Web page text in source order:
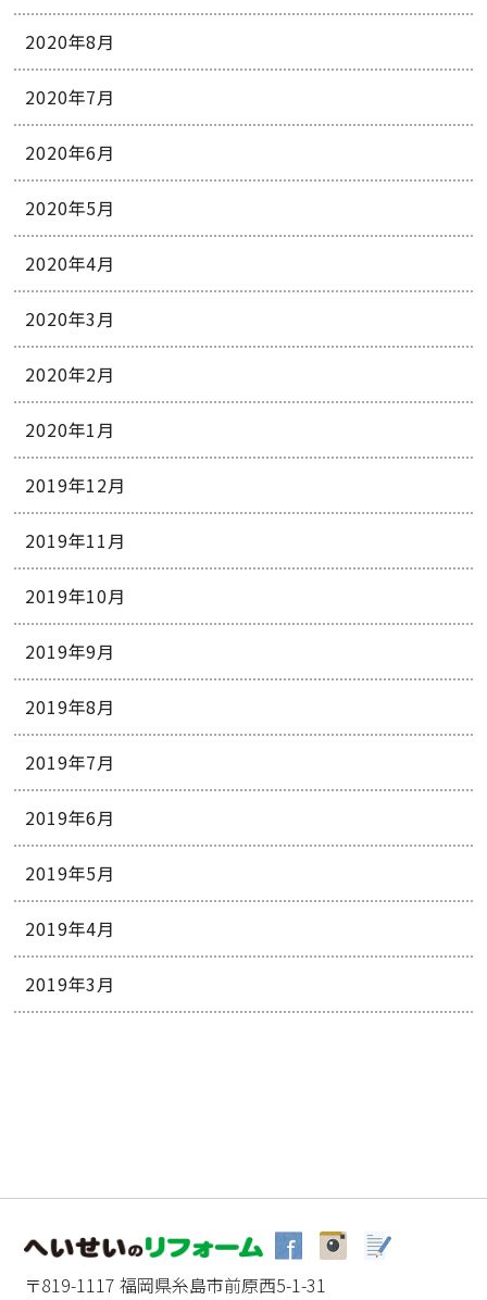
2020年8月
2020年7月
2020年6月
2020年5月
2020年4月
2020年3月
2020年2月
2020年1月
2019年12月
2019年11月
2019年10月
2019年9月
2019年8月
2019年7月
2019年6月
2019年5月
2019年4月
2019年3月
〒819-1117 福岡県糸島市前原西5-1-31